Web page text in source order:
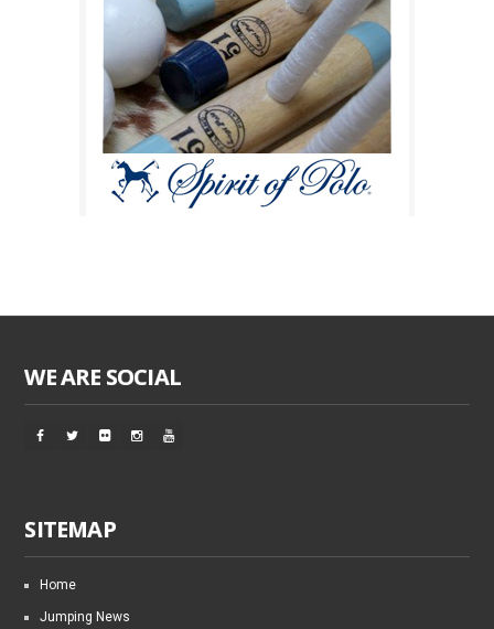
WE ARE SOCIAL
SITEMAP
Home
Jumping News